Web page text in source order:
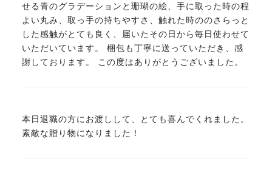
せる青のグラデーションと珊瑚の絵、手に取った時の程
よい丸み、取っ手の持ちやすさ、触れた時ののさらっと
した感触がとても良く、届いたその日から毎日使わせて
いただいています。 梱包も丁寧に送っていただき、感
謝しております。 この度はありがとうございました。
本日退職の方にお渡しして、とても喜んでくれました。
素敵な贈り物になりました！